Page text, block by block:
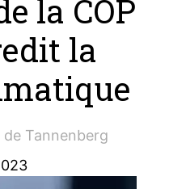
la COP
la
de Tannenberg